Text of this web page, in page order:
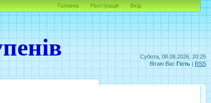
Субота, 08.08.2026, 20:25
Вітаю Вас Гість | RSS
Головна Реєстрація Вхід